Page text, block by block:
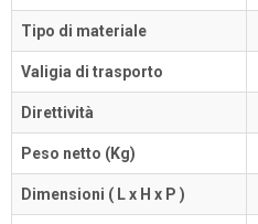
Tipo di materiale
Valigia di trasporto
Direttività
Peso netto (Kg)
Dimensioni ( L x H x P )